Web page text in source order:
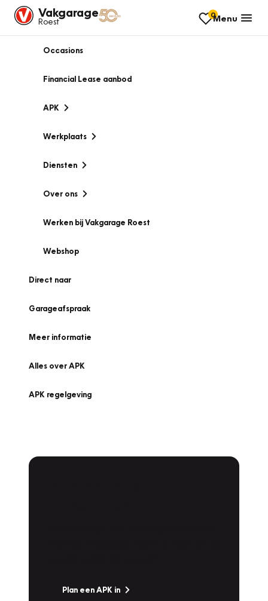
Vakgarage
Roest
0Menu
Occasions
Financial Lease aanbod
APK
Werkplaats
Diensten
Over ons
Werken bij Vakgarage Roest
Webshop
Direct naar
Garageafspraak
Meer informatie
Alles over APK
APK regelgeving
Plan een APK in